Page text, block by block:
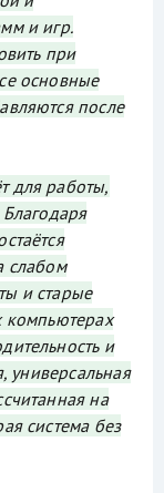
и игр.
при
основные
после
для работы,
слабом
и старые
компьютерах
и
универсальная
на
система без